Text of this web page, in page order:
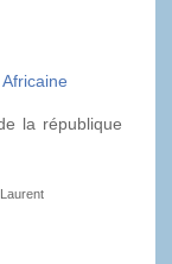
la république